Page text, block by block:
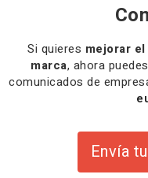
Si quieres mejorar
marca, ahora
comunicados de
Envía